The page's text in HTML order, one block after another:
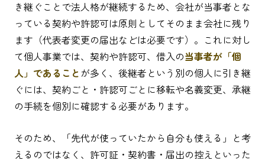
き継ぐことで法人格が継続するため、会社が当事者とな
っている契約や許認可は原則としてそのまま会社に残り
ます（代表者変更の届出などは必要です）。これに対し
て個人事業では、契約や許認可、借入の当事者が「個
人」であること が多く、後継者という別の個人に引き継
ぐには、契約ごと・許認可ごとに移転や名義変更、承継
の手続を個別に確認する必要があります。
そのため、「先代が使っていたから自分も使える」と考
えるのではなく、許可証・契約書・届出の控えといった